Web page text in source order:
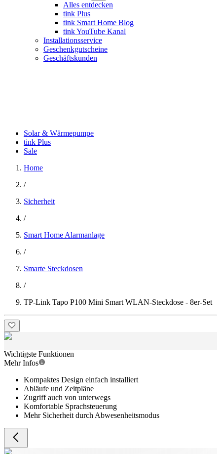
Alles entdecken
tink Plus
tink Smart Home Blog
tink YouTube Kanal
Installationsservice
Geschenkgutscheine
Geschäftskunden
Solar & Wärmepumpe
tink Plus
Sale
Home
/
Sicherheit
/
Smart Home Alarmanlage
/
Smarte Steckdosen
/
TP-Link Tapo P100 Mini Smart WLAN-Steckdose - 8er-Set
Wichtigste Funktionen
Mehr Infos
Kompaktes Design einfach installiert
Abläufe und Zeitpläne
Zugriff auch von unterwegs
Komfortable Sprachsteuerung
Mehr Sicherheit durch Abwesenheitsmodus